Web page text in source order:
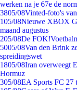
werken na je 67e de
3805/08Vinted-foto's
105/08Nieuwe XBOX
maand augustus
205/08De
5005/08Van den Brink
spreidingswet
1805/08Iran overweegt
Hormuz
305/08EA Sports FC 27